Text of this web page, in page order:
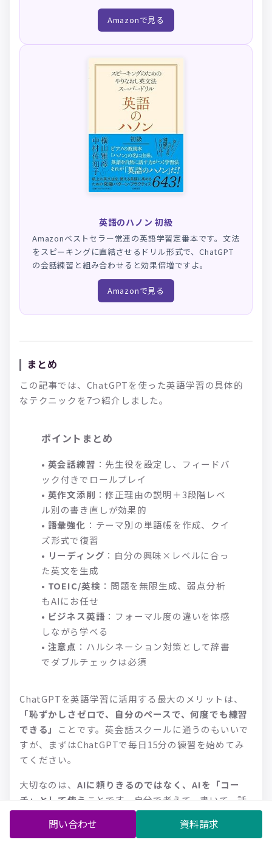
Amazonで見る
英語のハノン 初級
Amazonベストセラー常連の英語学習定番本です。文法
をスピーキングに直結させるドリル形式で、ChatGPT
の会話練習と組み合わせると効果倍増ですよ。
Amazonで見る
まとめ
この記事では、ChatGPTを使った英語学習の具体的
なテクニックを7つ紹介しました。
ポイントまとめ
• 英会話練習 ：先生役を設定し、フィードバ
ック付きでロールプレイ
• 英作文添削 ：修正理由の説明＋3段階レベ
ル別の書き直しが効果的
• 語彙強化 ：テーマ別の単語帳を作成、クイ
ズ形式で復習
• リーディング ：自分の興味×レベルに合っ
た英文を生成
• TOEIC/英検 ：問題を無限生成、弱点分析
もAIにお任せ
• ビジネス英語 ：フォーマル度の違いを体感
しながら学べる
• 注意点 ：ハルシネーション対策として辞書
でダブルチェックは必須
ChatGPTを英語学習に活用する最大のメリットは、
「恥ずかしさゼロで、自分のペースで、何度でも練習
できる」
ことです。英会話スクールに通うのもいいで
すが、まずはChatGPTで毎日15分の練習を始めてみ
てください。
大切なのは、 AIに頼りきるのではなく、AIを「コー
チ」として使う ことです。自分で考えて、書いて、話
して、それをAIに添削・フィードバックしてもらう。
このサイクルを続けることで、英語力は確実に伸びて
問い合わせ 資料請求